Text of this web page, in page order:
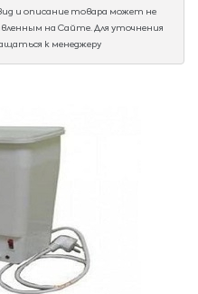
и описание товара может не
на Сайте. Для уточнения
к менеджеру